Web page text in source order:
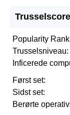
Popularity
Trusselsniveau:
Inficerede
Først set:
Sidst set:
Berørte